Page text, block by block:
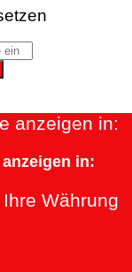
anzeigen in:
in:
Währung